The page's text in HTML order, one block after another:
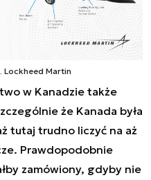
Lockheed Martin
w Kanadzie także
że Kanada była
tutaj trudno liczyć na aż
Prawdopodobnie
zamówiony, gdyby nie